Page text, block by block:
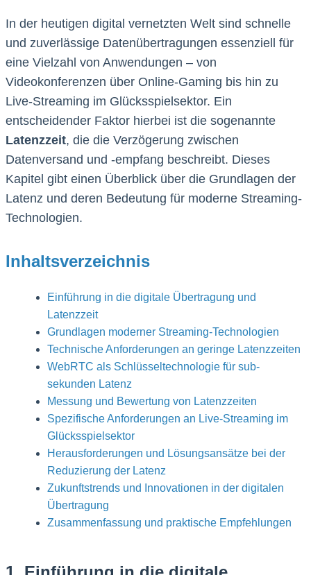
In der heutigen digital vernetzten Welt sind schnelle
und zuverlässige Datenübertragungen essenziell für
eine Vielzahl von Anwendungen – von
Videokonferenzen über Online-Gaming bis hin zu
Live-Streaming im Glücksspielsektor. Ein
entscheidender Faktor hierbei ist die sogenannte
Latenzzeit, die die Verzögerung zwischen
Datenversand und -empfang beschreibt. Dieses
Kapitel gibt einen Überblick über die Grundlagen der
Latenz und deren Bedeutung für moderne Streaming-
Technologien.
Inhaltsverzeichnis
Einführung in die digitale Übertragung und
Latenzzeit
Grundlagen moderner Streaming-Technologien
Technische Anforderungen an geringe Latenzzeiten
WebRTC als Schlüsseltechnologie für sub-
sekunden Latenz
Messung und Bewertung von Latenzzeiten
Spezifische Anforderungen an Live-Streaming im
Glücksspielsektor
Herausforderungen und Lösungsansätze bei der
Reduzierung der Latenz
Zukunftstrends und Innovationen in der digitalen
Übertragung
Zusammenfassung und praktische Empfehlungen